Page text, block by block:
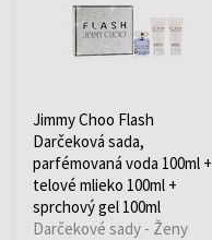
Jimmy Choo Flash
Darčeková sada,
parfémovaná voda 100ml +
telové mlieko 100ml +
sprchový gel 100ml
Darčekové sady - Ženy